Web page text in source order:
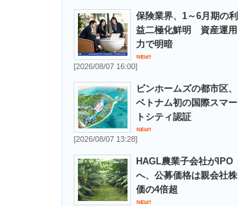
保険業界、1～6月期の利
益二極化鮮明 資産運用
力で明暗
[2026/08/07 16:00]
ビンホームズの都市区、
ベトナム初の国際スマー
トシティ認証
[2026/08/07 13:28]
HAGL農業子会社がIPO
へ、公募価格は親会社株
価の4倍超